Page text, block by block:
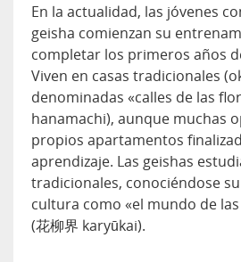
En la actualidad, las jóvenes
geisha comienzan su
completar los primeros años
Viven en casas tradicionales
denominadas «calles de las
hanamachi), aunque muchas
propios apartamentos
aprendizaje. Las geishas
tradicionales, conociéndose
cultura como «el mundo de
(花柳界 karyūkai).